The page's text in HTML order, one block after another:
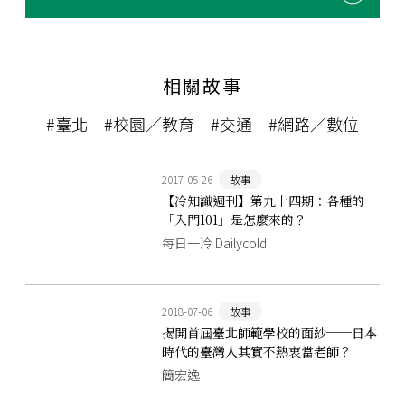
相關故事
#臺北 #校園／教育 #交通 #網路／數位
2017-05-26 故事
【冷知識週刊】第九十四期：各種的
「入門101」是怎麼來的？
每日一冷 Dailycold
2018-07-06 故事
揭開首屆臺北師範學校的面紗──日本
時代的臺灣人其實不熱衷當老師？
簡宏逸